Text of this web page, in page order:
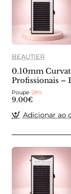
BEAUTIER
0.10mm
Profissionais –
Poupe-28%
9.00€
Adicionar ao